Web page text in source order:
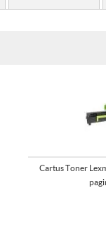
Cartus Toner